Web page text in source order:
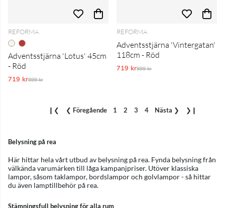
REFORMA
Adventsstjärna 'Lotus' 45cm
- Röd
719 krOrdinarie pris:
899 kr
REFORMA
Adventsstjärna 'Vintergatan'
118cm - Röd
719 krOrdinarie pris:
899 kr
❙❮ ❮ Föregående 1 2 3 4 Nästa ❯ ❯❙
Belysning på rea
Här hittar hela vårt utbud av belysning på rea. Fynda belysning från
välkända varumärken till låga kampanjpriser. Utöver klassiska
lampor, såsom taklampor, bordslampor och golvlampor - så hittar
du även lamptillbehör på rea.
Stämningsfull belysning för alla rum